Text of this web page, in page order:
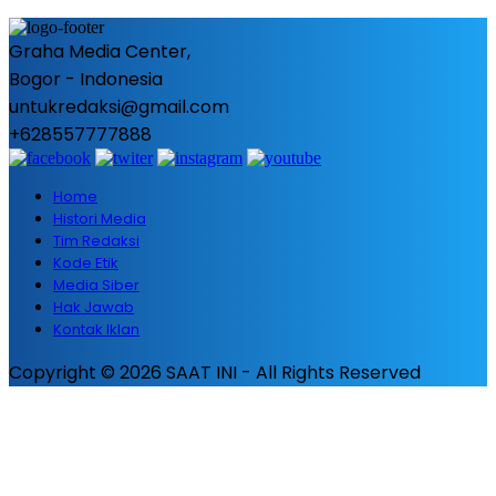
Graha Media Center,
Bogor - Indonesia
untukredaksi@gmail.com
+628557777888
Home
Histori Media
Tim Redaksi
Kode Etik
Media Siber
Hak Jawab
Kontak Iklan
Copyright © 2026 SAAT INI - All Rights Reserved